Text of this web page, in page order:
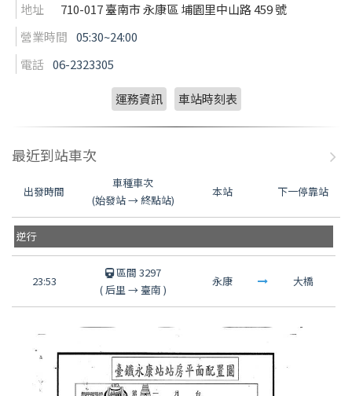
地址
710-017 臺南市 永康區 埔園里中山路 459 號
營業時間 05:30~24:00
電話 06-2323305
運務資訊 車站時刻表
最近到站車次
出發時間
車種車次
(始發站 → 終點站)
本站 下一停靠站
逆行
23:53
區間 3297
(后里→臺南)
永康 大橋